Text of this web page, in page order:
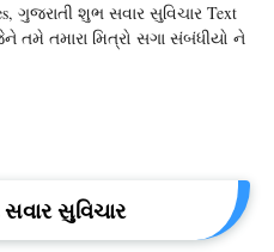
ગુજરાતી શુભ સવાર સુવિચાર Text
તમારા મિત્રો સગા સંબંધીયો ને
સુવિચાર